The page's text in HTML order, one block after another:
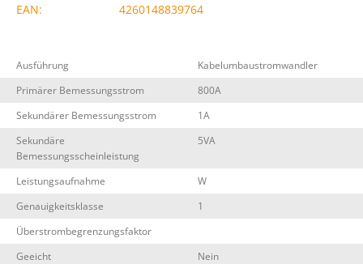
EAN:
4260148839764
Ausführung
Kabelumbaustromwandler
Primärer Bemessungsstrom
800A
Sekundärer Bemessungsstrom
1A
Sekundäre
Bemessungsscheinleistung
5VA
Leistungsaufnahme
W
Genauigkeitsklasse
1
Überstrombegrenzungsfaktor
Geeicht
Nein